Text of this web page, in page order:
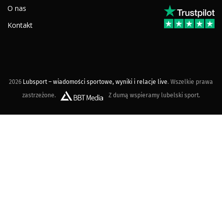
O nas
Kontakt
2026 Lubsport – wiadomości sportowe, wyniki i relacje live. Wszelkie prawa
zastrzeżone.
Z dumą wspieramy lubelski sport.